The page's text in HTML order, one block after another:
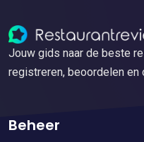
Jouw gids naar de beste
registreren, beoordelen en
Beheer